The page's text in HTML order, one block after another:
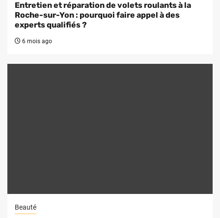
Entretien et réparation de volets roulants à la
Roche-sur-Yon : pourquoi faire appel à des
experts qualifiés ?
6 mois ago
Beauté